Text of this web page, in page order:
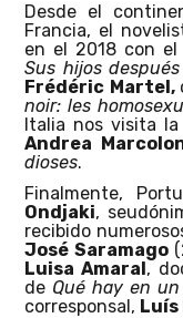
Desde el
Francia, el
en el 2018 con el
Sus hijos
Frédéric Martel,
noir: les
Italia nos visita
Andrea
dioses.
Finalmente,
Ondjaki,
recibido
José Saramago
Luisa Amaral,
de Qué hay en
corresponsal, Luís